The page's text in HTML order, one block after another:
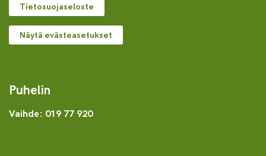
Tietosuojaseloste
Näytä evästeasetukset
Puhelin
Vaihde: 019 77 920